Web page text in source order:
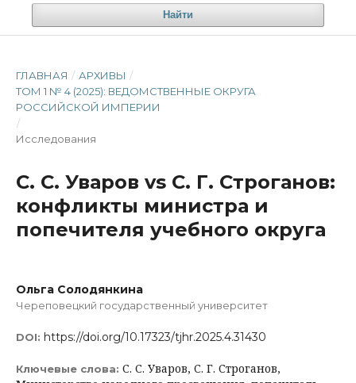
Найти
ГЛАВНАЯ / АРХИВЫ /
ТОМ 1 № 4 (2025): ВЕДОМСТВЕННЫЕ ОКРУГА
РОССИЙСКОЙ ИМПЕРИИ
/
Исследования
С. С. Уваров vs С. Г. Строганов:
конфликты министра и
попечителя учебного округа
Ольга Солодянкина
Череповецкий государственный университет
DOI: https://doi.org/10.17323/tjhr.2025.4.31430
Ключевые слова: С. С. Уваров, С. Г. Строганов,